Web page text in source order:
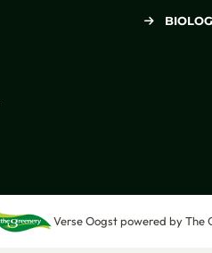
Verse Oogstpowered byThe